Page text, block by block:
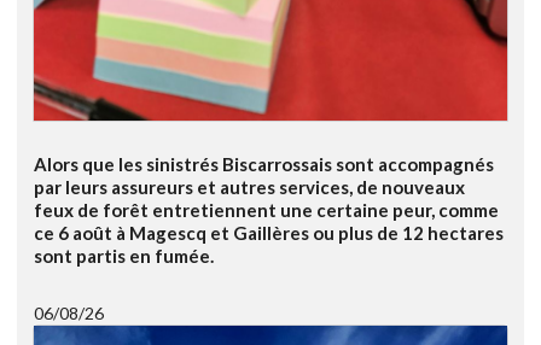
Alors que les sinistrés Biscarrossais sont accompagnés
par leurs assureurs et autres services, de nouveaux
feux de forêt entretiennent une certaine peur, comme
ce 6 août à Magescq et Gaillères ou plus de 12 hectares
sont partis en fumée.
06/08/26